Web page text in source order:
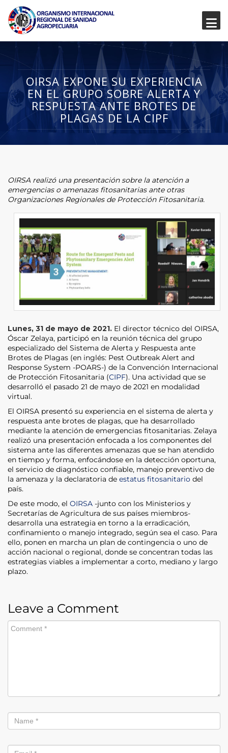
OIRSA EXPONE SU EXPERIENCIA
EN EL GRUPO SOBRE ALERTA Y
RESPUESTA ANTE BROTES DE
PLAGAS DE LA CIPF
OIRSA realizó una presentación sobre la atención a
emergencias o amenazas fitosanitarias ante otras
Organizaciones Regionales de Protección Fitosanitaria.
Lunes, 31 de mayo de 2021. El director técnico del OIRSA,
Óscar Zelaya, participó en la reunión técnica del grupo
especializado del Sistema de Alerta y Respuesta ante
Brotes de Plagas (en inglés: Pest Outbreak Alert and
Response System -POARS-) de la Convención Internacional
de Protección Fitosanitaria (CIPF). Una actividad que se
desarrolló el pasado 21 de mayo de 2021 en modalidad
virtual.
El OIRSA presentó su experiencia en el sistema de alerta y
respuesta ante brotes de plagas, que ha desarrollado
mediante la atención de emergencias fitosanitarias. Zelaya
realizó una presentación enfocada a los componentes del
sistema ante las diferentes amenazas que se han atendido
en tiempo y forma, enfocándose en la detección oportuna,
el servicio de diagnóstico confiable, manejo preventivo de
la amenaza y la declaratoria de estatus fitosanitario del
país.
De este modo, el OIRSA -junto con los Ministerios y
Secretarías de Agricultura de sus países miembros-
desarrolla una estrategia en torno a la erradicación,
confinamiento o manejo integrado, según sea el caso. Para
ello, ponen en marcha un plan de contingencia o uno de
acción nacional o regional, donde se concentran todas las
estrategias viables a implementar a corto, mediano y largo
plazo.
Leave a Comment